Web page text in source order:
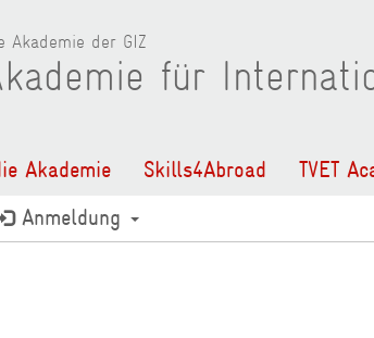
Akademie der GIZ
für
Akademie Skills4Abroad
TVET
Anmeldung